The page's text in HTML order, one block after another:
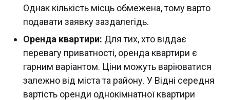
Однак кількість місць обмежена, тому варто
подавати заявку заздалегідь.
Оренда квартири: Для тих, хто віддає
перевагу приватності, оренда квартири є
гарним варіантом. Ціни можуть варіюватися
залежно від міста та району. У Відні середня
вартість оренди однокімнатної квартири